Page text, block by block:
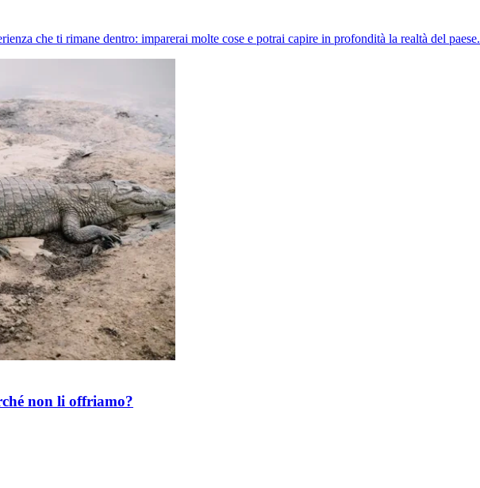
che ti rimane dentro: imparerai molte cose e potrai capire in profondità la realtà del paese.
non li offriamo?